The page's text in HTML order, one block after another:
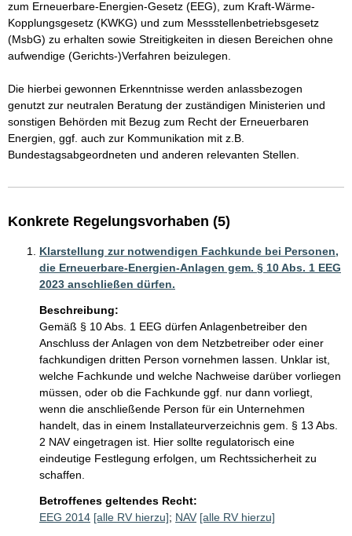
zum Erneuerbare-Energien-Gesetz (EEG), zum Kraft-Wärme-
Kopplungsgesetz (KWKG) und zum Messstellenbetriebsgesetz
(MsbG) zu erhalten sowie Streitigkeiten in diesen Bereichen ohne
aufwendige (Gerichts-)Verfahren beizulegen.
Die hierbei gewonnen Erkenntnisse werden anlassbezogen
genutzt zur neutralen Beratung der zuständigen Ministerien und
sonstigen Behörden mit Bezug zum Recht der Erneuerbaren
Energien, ggf. auch zur Kommunikation mit z.B.
Bundestagsabgeordneten und anderen relevanten Stellen.
Konkrete Regelungsvorhaben (5)
Klarstellung zur notwendigen Fachkunde bei Personen,
die Erneuerbare-Energien-Anlagen gem. § 10 Abs. 1 EEG
2023 anschließen dürfen.
Beschreibung:
Gemäß § 10 Abs. 1 EEG dürfen Anlagenbetreiber den
Anschluss der Anlagen von dem Netzbetreiber oder einer
fachkundigen dritten Person vornehmen lassen. Unklar ist,
welche Fachkunde und welche Nachweise darüber vorliegen
müssen, oder ob die Fachkunde ggf. nur dann vorliegt,
wenn die anschließende Person für ein Unternehmen
handelt, das in einem Installateurverzeichnis gem. § 13 Abs.
2 NAV eingetragen ist. Hier sollte regulatorisch eine
eindeutige Festlegung erfolgen, um Rechtssicherheit zu
schaffen.
Betroffenes geltendes Recht:
EEG 2014 [alle RV hierzu]; NAV [alle RV hierzu]